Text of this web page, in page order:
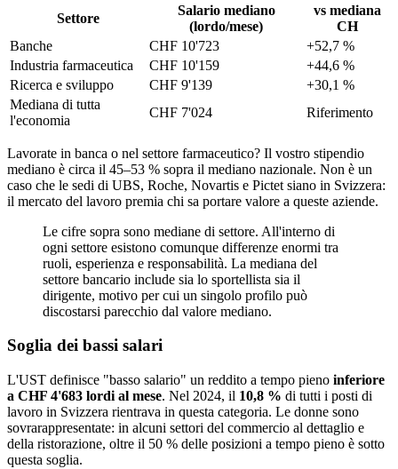
Settore
Salario mediano
(lordo/mese)
vs mediana
CH
Banche
CHF 10'723
+52,7 %
Industria farmaceutica
CHF 10'159
+44,6 %
Ricerca e sviluppo
CHF 9'139
+30,1 %
Mediana di tutta
l'economia
CHF 7'024 Riferimento
Lavorate in banca o nel settore farmaceutico? Il vostro stipendio
mediano è circa il 45–53 % sopra il mediano nazionale. Non è un
caso che le sedi di UBS, Roche, Novartis e Pictet siano in Svizzera:
il mercato del lavoro premia chi sa portare valore a queste aziende.
Le cifre sopra sono mediane di settore. All'interno di
ogni settore esistono comunque differenze enormi tra
ruoli, esperienza e responsabilità. La mediana del
settore bancario include sia lo sportellista sia il
dirigente, motivo per cui un singolo profilo può
discostarsi parecchio dal valore mediano.
Soglia dei bassi salari
L'UST definisce "basso salario" un reddito a tempo pieno inferiore
a CHF 4'683 lordi al mese. Nel 2024, il 10,8 % di tutti i posti di
lavoro in Svizzera rientrava in questa categoria. Le donne sono
sovrarappresentate: in alcuni settori del commercio al dettaglio e
della ristorazione, oltre il 50 % delle posizioni a tempo pieno è sotto
questa soglia.